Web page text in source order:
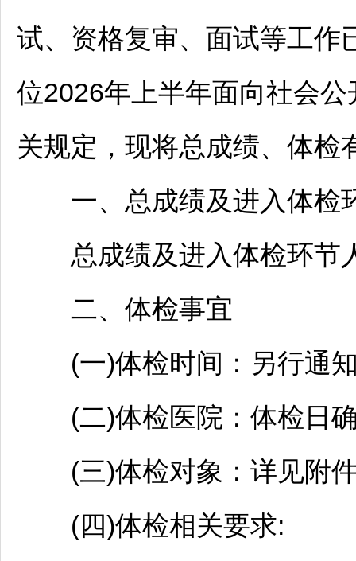
试、资格复审、面试等工作
位2026年上半年面向社会公
关规定，现将总成绩、体检
一、总成绩及进入体检
总成绩及进入体检环节
二、体检事宜
(一)体检时间：另行通
(二)体检医院：体检日
(三)体检对象：详见附
(四)体检相关要求: